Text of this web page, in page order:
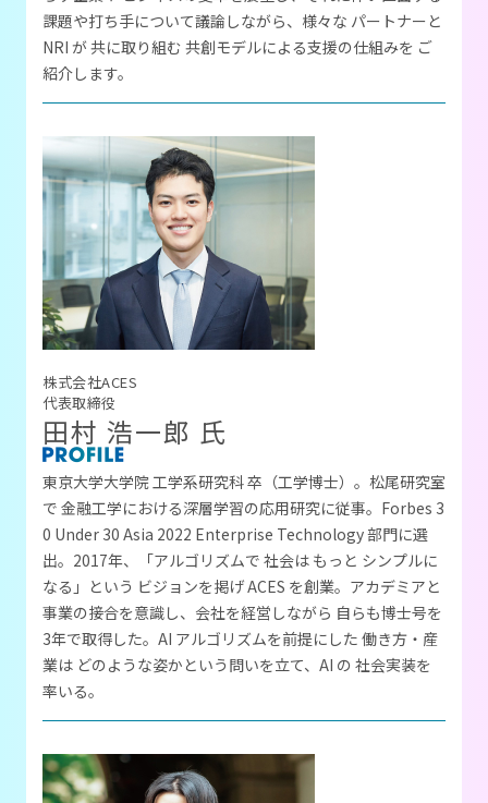
課題や打ち手について議論しながら、様々な パートナーと
NRI が 共に取り組む 共創モデルによる支援の仕組みを ご
紹介します。
株式会社ACES
代表取締役
田村 浩一郎 氏
東京大学大学院 工学系研究科 卒（工学博士）。松尾研究室
で 金融工学における深層学習の応用研究に従事。Forbes 3
0 Under 30 Asia 2022 Enterprise Technology 部門に選
出。2017年、「アルゴリズムで 社会は もっと シンプルに
なる」という ビジョンを掲げ ACES を創業。アカデミアと
事業の接合を意識し、会社を経営しながら 自らも博士号を
3年で取得した。AI アルゴリズムを前提にした 働き方・産
業は どのような姿かという問いを立て、AI の 社会実装を
率いる。